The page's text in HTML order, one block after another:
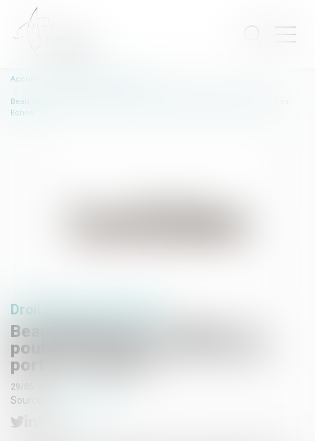
Accueil
Beau départ pour « Seabin », la poubelle flottante qui nettoie les ports - Les
Echos
Droit de l'environnement
Beau départ pour « Seabin », la
poubelle flottante qui nettoie les
ports - Les Echos
29/05/2018
Source :